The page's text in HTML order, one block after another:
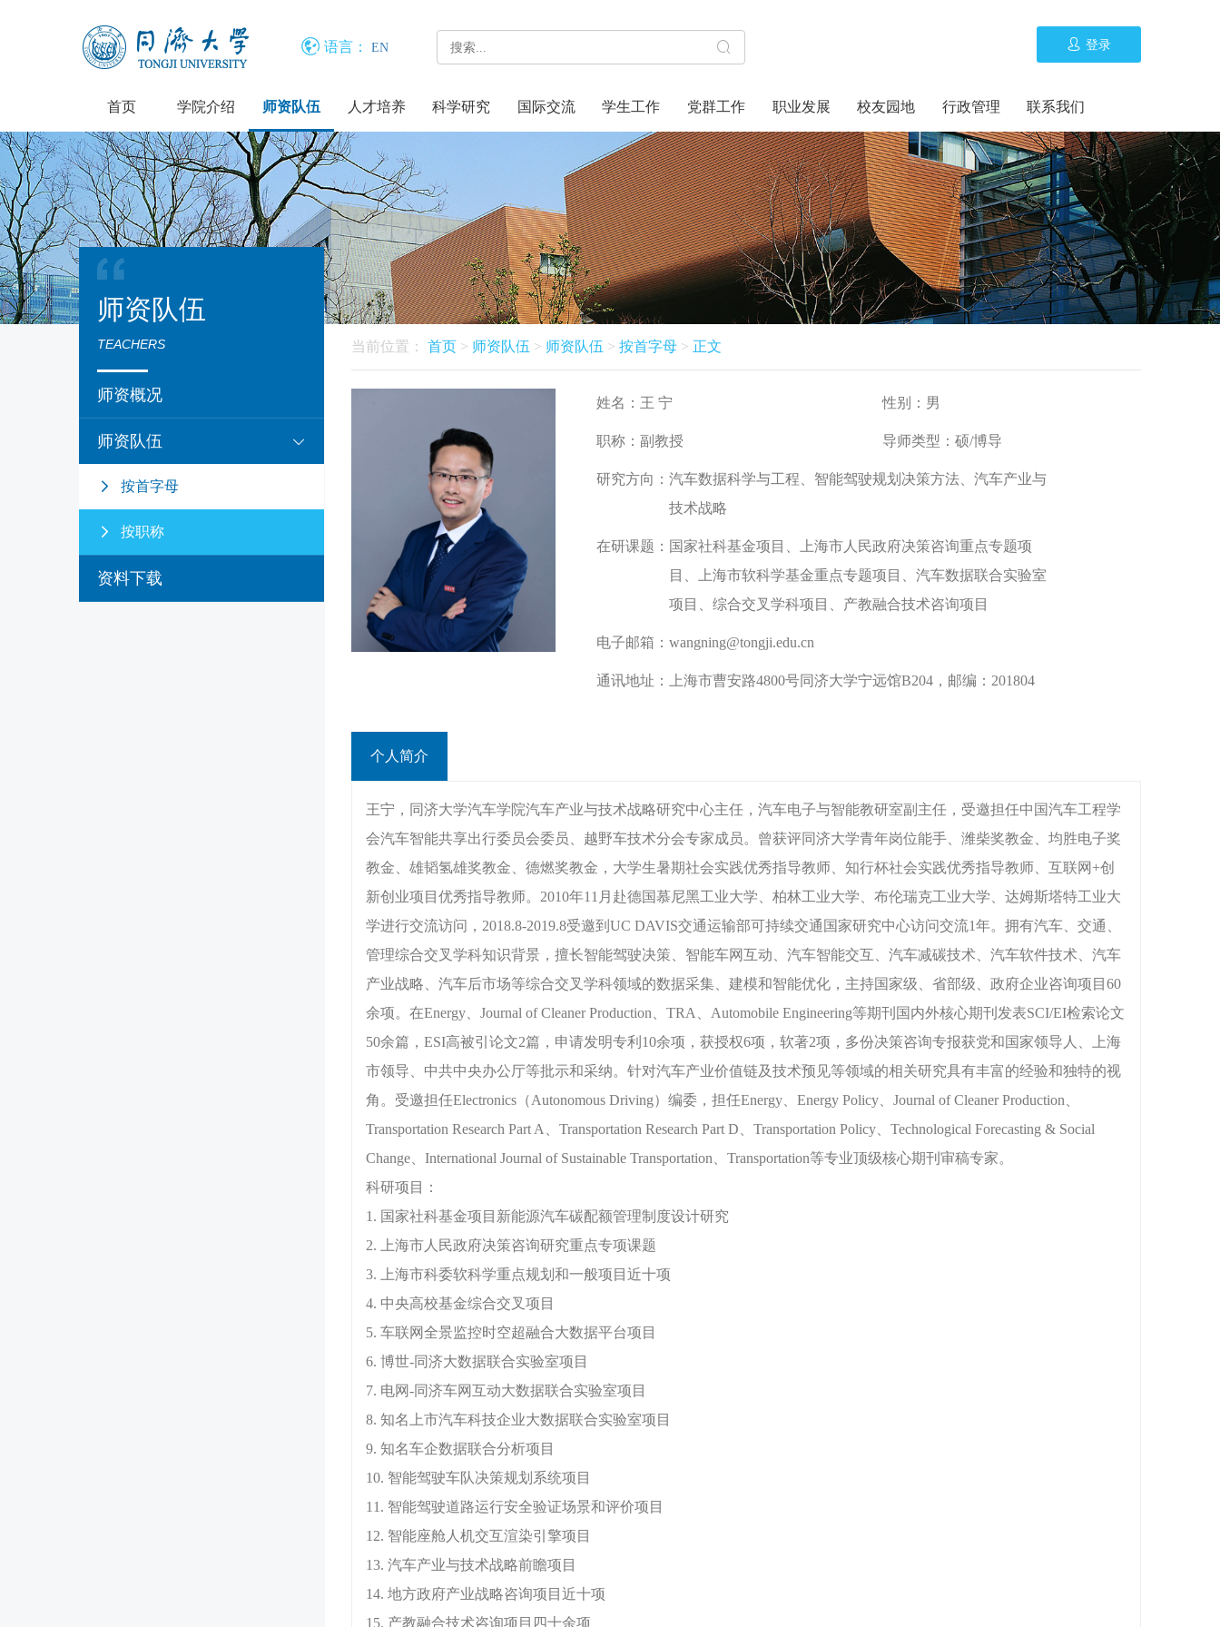
语言： EN 登录
首页 学院介绍 师资队伍 人才培养 科学研究 国际交流 学生工作 党群工作 职业发展 校友园地 行政管理 联系我们
师资队伍
TEACHERS
师资概况
师资队伍
按首字母
按职称
资料下载
当前位置： 首页 > 师资队伍 > 师资队伍 > 按首字母 > 正文
姓名： 王 宁 性别： 男
职称： 副教授 导师类型： 硕/博导
研究方向： 汽车数据科学与工程、智能驾驶规划决策方法、汽车产业与
技术战略
在研课题： 国家社科基金项目、上海市人民政府决策咨询重点专题项
目、上海市软科学基金重点专题项目、汽车数据联合实验室
项目、综合交叉学科项目、产教融合技术咨询项目
电子邮箱： wangning@tongji.edu.cn
通讯地址： 上海市曹安路4800号同济大学宁远馆B204，邮编：201804
个人简介
王宁，同济大学汽车学院汽车产业与技术战略研究中心主任，汽车电子与智能教研室副主任，受邀担任中国汽车工程学
会汽车智能共享出行委员会委员、越野车技术分会专家成员。曾获评同济大学青年岗位能手、潍柴奖教金、均胜电子奖
教金、雄韬氢雄奖教金、德燃奖教金，大学生暑期社会实践优秀指导教师、知行杯社会实践优秀指导教师、互联网+创
新创业项目优秀指导教师。2010年11月赴德国慕尼黑工业大学、柏林工业大学、布伦瑞克工业大学、达姆斯塔特工业大
学进行交流访问，2018.8-2019.8受邀到UC DAVIS交通运输部可持续交通国家研究中心访问交流1年。拥有汽车、交通、
管理综合交叉学科知识背景，擅长智能驾驶决策、智能车网互动、汽车智能交互、汽车减碳技术、汽车软件技术、汽车
产业战略、汽车后市场等综合交叉学科领域的数据采集、建模和智能优化，主持国家级、省部级、政府企业咨询项目60
余项。在Energy、Journal of Cleaner Production、TRA、Automobile Engineering等期刊国内外核心期刊发表SCI/EI检索论文
50余篇，ESI高被引论文2篇，申请发明专利10余项，获授权6项，软著2项，多份决策咨询专报获党和国家领导人、上海
市领导、中共中央办公厅等批示和采纳。针对汽车产业价值链及技术预见等领域的相关研究具有丰富的经验和独特的视
角。受邀担任Electronics（Autonomous Driving）编委，担任Energy、Energy Policy、Journal of Cleaner Production、
Transportation Research Part A、Transportation Research Part D、Transportation Policy、Technological Forecasting & Social
Change、International Journal of Sustainable Transportation、Transportation等专业顶级核心期刊审稿专家。
科研项目：
1. 国家社科基金项目新能源汽车碳配额管理制度设计研究
2. 上海市人民政府决策咨询研究重点专项课题
3. 上海市科委软科学重点规划和一般项目近十项
4. 中央高校基金综合交叉项目
5. 车联网全景监控时空超融合大数据平台项目
6. 博世-同济大数据联合实验室项目
7. 电网-同济车网互动大数据联合实验室项目
8. 知名上市汽车科技企业大数据联合实验室项目
9. 知名车企数据联合分析项目
10. 智能驾驶车队决策规划系统项目
11. 智能驾驶道路运行安全验证场景和评价项目
12. 智能座舱人机交互渲染引擎项目
13. 汽车产业与技术战略前瞻项目
14. 地方政府产业战略咨询项目近十项
15. 产教融合技术咨询项目四十余项